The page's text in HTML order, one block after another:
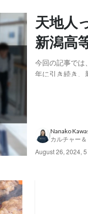
天地人
新潟高
今回の記事では
年に引き続き、
Nanako
カルチャー
August 26, 2024,